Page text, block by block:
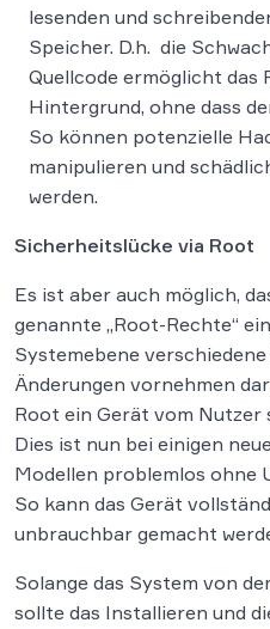
lesenden und
Speicher. D.h. die
Quellcode ermöglicht das
Hintergrund, ohne dass
So können potenzielle
manipulieren und
werden.
Sicherheitslücke via Root
Es ist aber auch möglich,
genannte „Root-Rechte“
Systemebene
Änderungen vornehmen
Root ein Gerät vom Nutzer
Dies ist nun bei einigen
Modellen problemlos ohne
So kann das Gerät
unbrauchbar gemacht
Solange das System von
sollte das Installieren und